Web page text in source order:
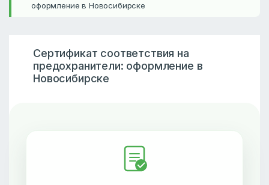
оформление в Новосибирске
Сертификат соответствия на
предохранители: оформление в
Новосибирске